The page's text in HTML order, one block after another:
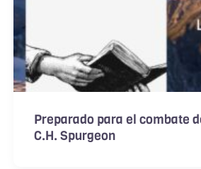
Preparado para el combate
C.H. Spurgeon